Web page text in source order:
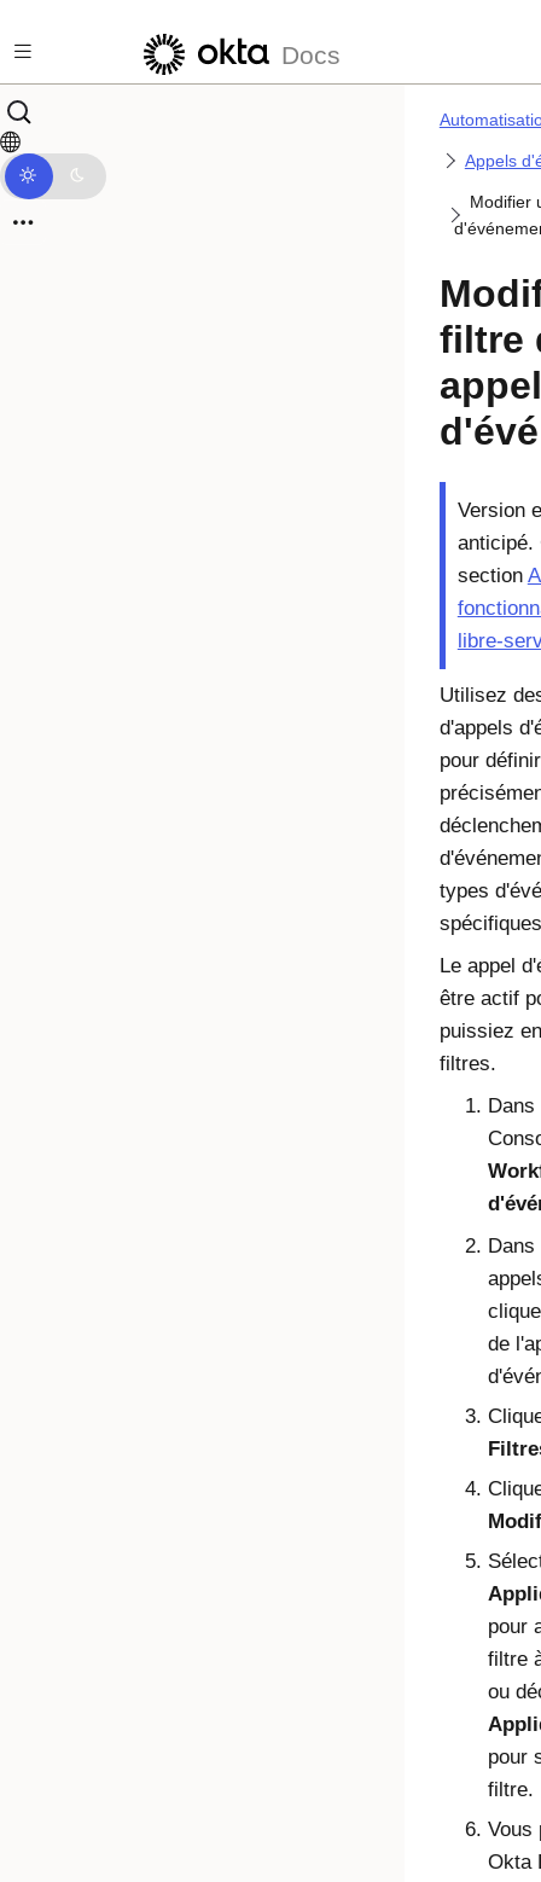
Docs
Appels
Modifier
filtre
appel
Version
anticipé.
section
libre-
Utilisez
d'appels
pour
types
Le appel
être actif
puissiez
filtres.
Dans
de
pour
filtre
ou
pour
filtre.
Vous
Okta